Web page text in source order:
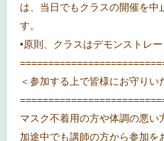
は、当日でもクラスの開催を中
す。
•原則、クラスはデモンストレ
＜参加する上で皆様にお守り
マスク不着用の方や体調の悪
加途中でも講師の方から参加を